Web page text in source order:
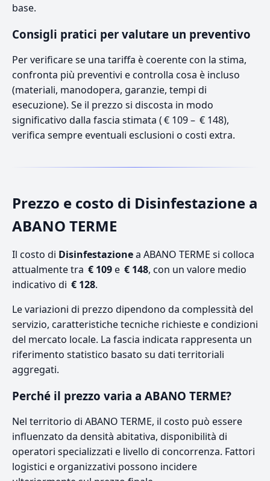
base.
Consigli pratici per valutare un preventivo
Per verificare se una tariffa è coerente con la stima,
confronta più preventivi e controlla cosa è incluso
(materiali, manodopera, garanzie, tempi di
esecuzione). Se il prezzo si discosta in modo
significativo dalla fascia stimata ( € 109 – € 148),
verifica sempre eventuali esclusioni o costi extra.
Prezzo e costo di Disinfestazione a
ABANO TERME
Il costo di Disinfestazionea ABANO TERME si colloca
attualmente tra € 109e € 148, con un valore medio
indicativo di € 128.
Le variazioni di prezzo dipendono da complessità del
servizio, caratteristiche tecniche richieste e condizioni
del mercato locale. La fascia indicata rappresenta un
riferimento statistico basato su dati territoriali
aggregati.
Perché il prezzo varia a ABANO TERME?
Nel territorio di ABANO TERME, il costo può essere
influenzato da densità abitativa, disponibilità di
operatori specializzati e livello di concorrenza. Fattori
logistici e organizzativi possono incidere